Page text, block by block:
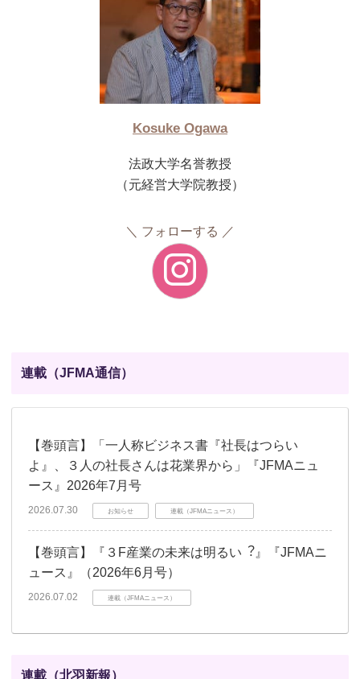
Kosuke Ogawa
法政大学名誉教授
（元経営大学院教授）
フォローする
連載（JFMA通信）
【巻頭言】「一人称ビジネス書『社長はつらい
よ』、３人の社長さんは花業界から」『JFMAニュ
ース』2026年7月号
2026.07.30 お知らせ 連載（JFMAニュース）
【巻頭言】『３F産業の未来は明るい︖』『JFMAニ
ュース』（2026年6月号）
2026.07.02 連載（JFMAニュース）
連載（北羽新報）